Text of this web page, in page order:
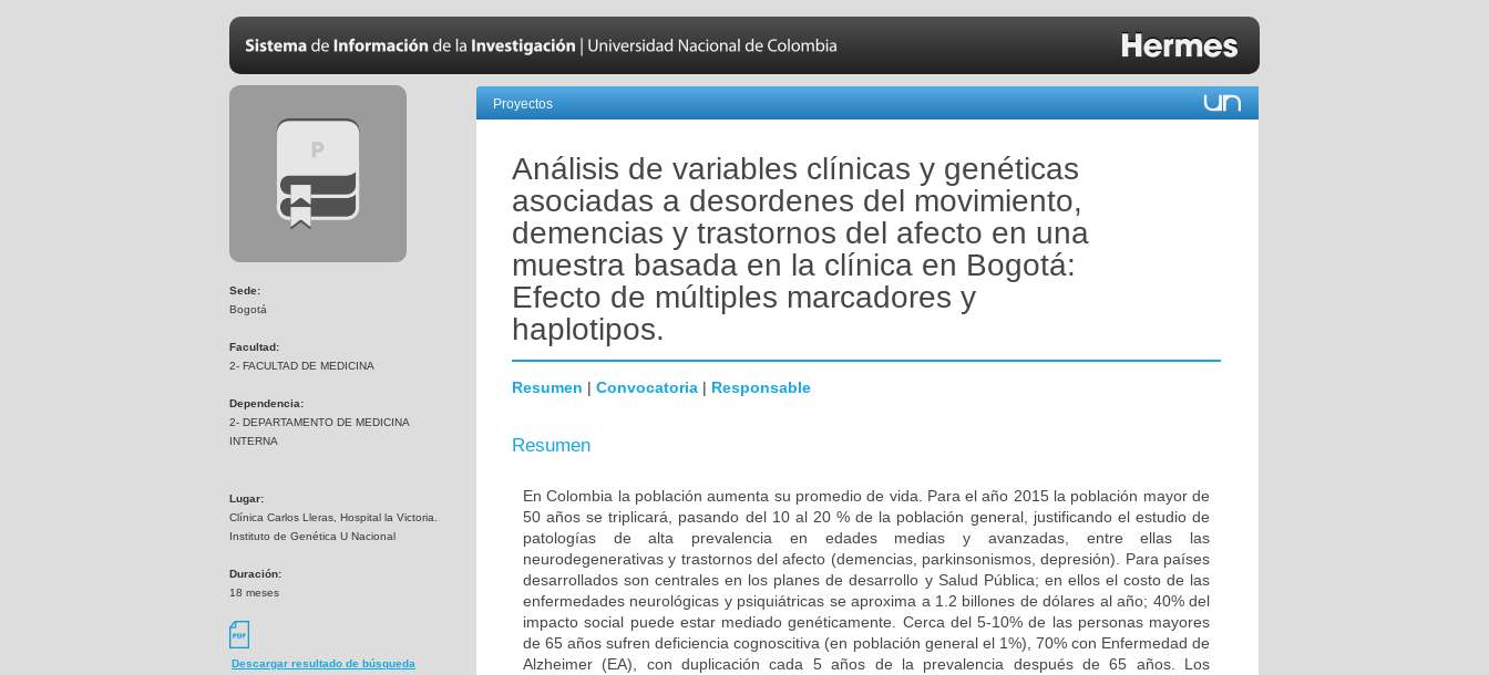
Sede:
Bogotá
Facultad:
2- FACULTAD DE MEDICINA
Dependencia:
2- DEPARTAMENTO DE MEDICINA
INTERNA
Lugar:
Clínica Carlos Lleras, Hospital la Victoria.
Instituto de Genética U Nacional
Duración:
18 meses
Descargar resultado de búsqueda
Proyectos
Análisis de variables clínicas y genéticas
asociadas a desordenes del movimiento,
demencias y trastornos del afecto en una
muestra basada en la clínica en Bogotá:
Efecto de múltiples marcadores y
haplotipos.
Resumen | Convocatoria | Responsable
Resumen
En Colombia la población aumenta su promedio de vida. Para el año 2015 la población mayor de
50 años se triplicará, pasando del 10 al 20 % de la población general, justificando el estudio de
patologías de alta prevalencia en edades medias y avanzadas, entre ellas las
neurodegenerativas y trastornos del afecto (demencias, parkinsonismos, depresión). Para países
desarrollados son centrales en los planes de desarrollo y Salud Pública; en ellos el costo de las
enfermedades neurológicas y psiquiátricas se aproxima a 1.2 billones de dólares al año; 40% del
impacto social puede estar mediado genéticamente. Cerca del 5-10% de las personas mayores
de 65 años sufren deficiencia cognoscitiva (en población general el 1%), 70% con Enfermedad de
Alzheimer (EA), con duplicación cada 5 años de la prevalencia después de 65 años. Los